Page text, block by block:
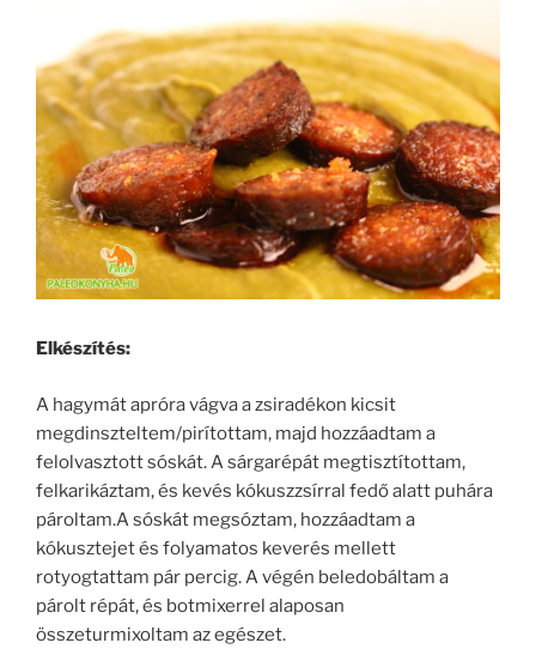
Elkészítés:
A hagymát apróra vágva a zsiradékon kicsit
megdinszteltem/pirítottam, majd hozzáadtam a
felolvasztott sóskát. A sárgarépát megtisztítottam,
felkarikáztam, és kevés kókuszzsírral fedő alatt puhára
pároltam.A sóskát megsóztam, hozzáadtam a
kókusztejet és folyamatos keverés mellett
rotyogtattam pár percig. A végén beledobáltam a
párolt répát, és botmixerrel alaposan
összeturmixoltam az egészet.